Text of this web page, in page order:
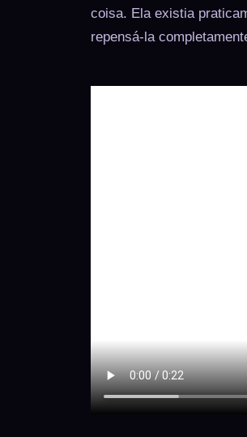
coisa. Ela existia
repensá-la